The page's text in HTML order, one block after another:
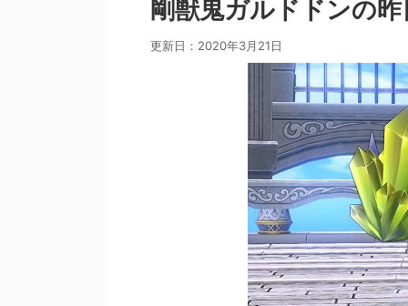
剛獣鬼ガルドドンの
更新日： 2020年3月21日